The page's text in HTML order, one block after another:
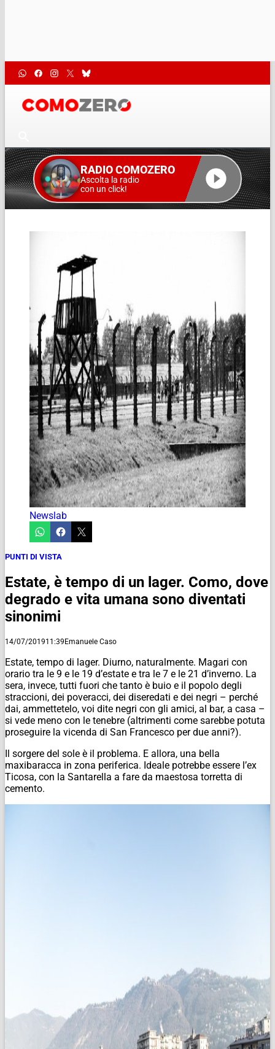
RADIO COMOZERO
Ascolta la radio
con un click!
Newslab
PUNTI DI VISTA
Estate, è tempo di un lager. Como, dove
degrado e vita umana sono diventati
sinonimi
14/07/201911:39Emanuele Caso
Estate, tempo di lager. Diurno, naturalmente. Magari con
orario tra le 9 e le 19 d’estate e tra le 7 e le 21 d’inverno. La
sera, invece, tutti fuori che tanto è buio e il popolo degli
straccioni, dei poveracci, dei diseredati e dei negri – perché
dai, ammettetelo, voi dite negri con gli amici, al bar, a casa –
si vede meno con le tenebre (altrimenti come sarebbe potuta
proseguire la vicenda di San Francesco per due anni?).
Il sorgere del sole è il problema. E allora, una bella
maxibaracca in zona periferica. Ideale potrebbe essere l’ex
Ticosa, con la Santarella a fare da maestosa torretta di
cemento.